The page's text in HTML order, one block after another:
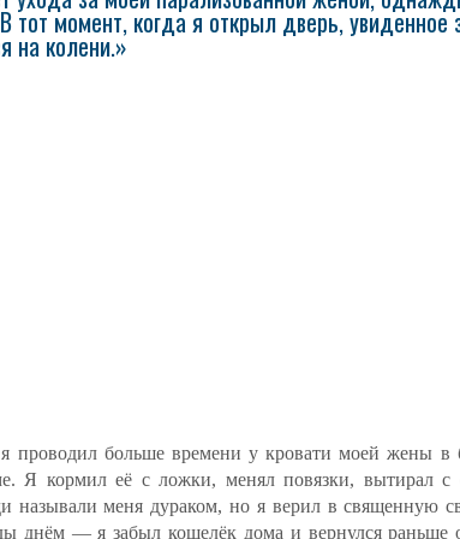
тот момент, когда я открыл дверь, увиденное
на колени.»
проводил больше времени у кровати моей жены в
Я кормил её с ложки, менял повязки, вытирал с
называли меня дураком, но я верил в священную
днём — я забыл кошелёк дома и вернулся раньше